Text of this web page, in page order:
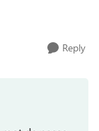
Reply